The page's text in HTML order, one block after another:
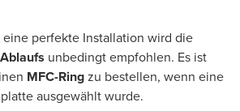
perfekte Installation wird die
Ablaufs unbedingt empfohlen. Es ist
MFC-Ringzu bestellen, wenn eine
ausgewählt wurde.